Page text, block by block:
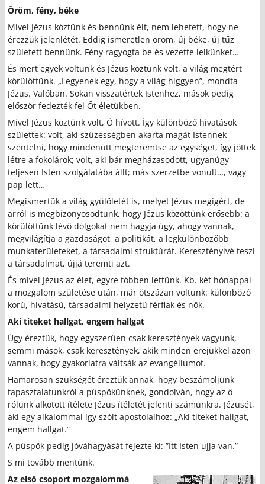
Öröm, fény, béke
Mivel Jézus köztünk és bennünk élt, nem lehetett, hogy ne
érezzük jelenlétét. Eddig ismeretlen öröm, új béke, új tűz
született bennünk. Fény ragyogta be és vezette lelkünket…
És mert egyek voltunk és Jézus köztünk volt, a világ megtért
körülöttünk. „Legyenek egy, hogy a világ higgyen”, mondta
Jézus. Valóban. Sokan visszatértek Istenhez, mások pedig
először fedezték fel Őt életükben.
Mivel Jézus köztünk volt, Ő hívott. Így különböző hivatások
születtek: volt, aki szüzességben akarta magát Istennek
szentelni, hogy mindenütt megteremtse az egységet, így jöttek
létre a fokolárok; volt, aki bár megházasodott, ugyanúgy
teljesen Isten szolgálatába állt; más szerzetbe vonult…, vagy
pap lett…
Megismertük a világ gyűlöletét is, melyet Jézus megígért, de
arról is megbizonyosodtunk, hogy Jézus közöttünk erősebb: a
körülöttünk lévő dolgokat nem hagyja úgy, ahogy vannak,
megvilágítja a gazdaságot, a politikát, a legkülönbözőbb
munkaterületeket, a társadalmi struktúrát. Keresztényivé teszi
a társadalmat, újjá teremti azt.
És mivel Jézus az élet, egyre többen lettünk. Kb. két hónappal
a mozgalom születése után, már ötszázan voltunk: különböző
korú, hivatású, társadalmi helyzetű férfiak és nők.
Aki titeket hallgat, engem hallgat
Úgy éreztük, hogy egyszerűen csak keresztények vagyunk,
semmi mások, csak keresztények, akik minden erejükkel azon
vannak, hogy gyakorlatra váltsák az evangéliumot.
Hamarosan szükségét éreztük annak, hogy beszámoljunk
tapasztalatunkról a püspökünknek, gondolván, hogy az ő
rólunk alkotott ítélete Jézus ítéletét jelenti számunkra. Jézusét,
aki egy alkalommal így szólt apostolaihoz: „Aki titeket hallgat,
engem hallgat.”
A püspök pedig jóváhagyását fejezte ki: ”Itt Isten ujja van.”
S mi tovább mentünk.
Az első csoport mozgalommá